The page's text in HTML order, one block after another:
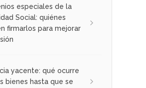
especiales de la
Social: quiénes
firmarlos para mejorar
yacente: qué ocurre
bienes hasta que se